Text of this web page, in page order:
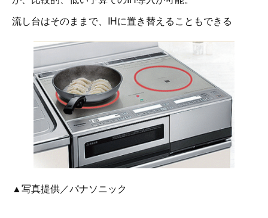
流し台はそのままで、IHに置き替えることもできる
▲写真提供／パナソニック